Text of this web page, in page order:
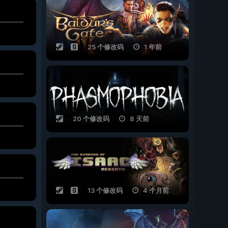
25 个修改码 1 年前
20 个修改码 8 天前
13 个修改码 4 个月前